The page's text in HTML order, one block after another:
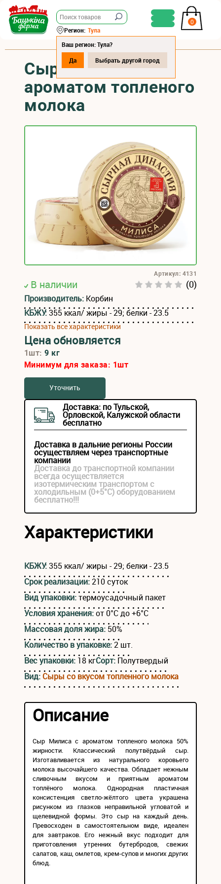
0
Регион: Тула
Ваш регион: Тула?
Да
Выбрать другой город
Сыр "Милиса" с
ароматом топленого
молока
В наличии (0)
Артикул: 4131
Производитель: Корбин
КБЖУ:355 ккал/ жиры - 29; белки - 23.5
Показать все характеристики
Цена обновляется
1шт:9 кг
Минимум для заказа: 1шт
Уточнить
Доставка: по Тульской,
Орловской, Калужской области
бесплатно
Доставка в дальние регионы России
осуществляем через транспортные
компании
Доставка до транспортной компании
всегда осуществляется
изотермическим транспортом с
холодильным (0+5°С) оборудованием
бесплатно!!!
Характеристики
КБЖУ:355 ккал/ жиры - 29; белки - 23.5
Срок реализации:210 суток
Вид упаковки:термоусадочный пакет
Условия хранения:от 0°C до +6°C
Массовая доля жира: 50%
Количество в упаковке:2 шт.
Вес упаковки: 18 кгСорт: Полутвердый
Вид: Сыры со вкусом топленного молока
Описание
Сыр Милиса с ароматом топленого молока 50%
жирности. Классический полутвёрдый сыр.
Изготавливается из натурального коровьего
молока высочайшего качества. Обладает нежным
сливочным вкусом и приятным ароматом
топлёного молока. Однородная пластичная
консистенция светло-жёлтого цвета украшена
рисунком из глазков неправильной угловатой и
щелевидной формы. Это сыр на каждый день.
Превосходен в самостоятельном виде, идеален
для завтраков. Его нежный вкус подходит для
приготовления утренних бутербродов, свежих
салатов, каш, омлетов, крем-супов и многих других
блюд.